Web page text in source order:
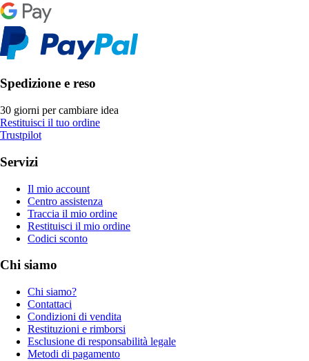
Spedizione e reso
30 giorni per cambiare idea
Restituisci il tuo ordine
Trustpilot
Servizi
Il mio account
Centro assistenza
Traccia il mio ordine
Restituisci il mio ordine
Codici sconto
Chi siamo
Chi siamo?
Contattaci
Condizioni di vendita
Restituzioni e rimborsi
Esclusione di responsabilità legale
Metodi di pagamento